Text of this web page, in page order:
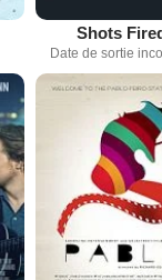
Shots
Date de sortie